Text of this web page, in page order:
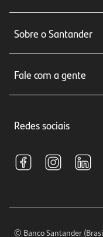
Seguros
Crédito e
Investimentos
Sobre o Santander
Relações com
Fale com a gente
Central de
S.A.C
Encontre nossas
Horários de
Redes sociais
© Banco Santander